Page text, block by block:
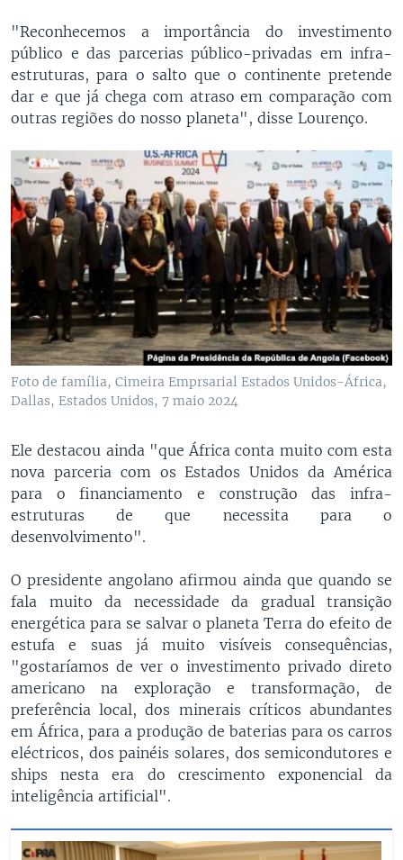
"Reconhecemos a importância do investimento
público e das parcerias público-privadas em infra-
estruturas, para o salto que o continente pretende
dar e que já chega com atraso em comparação com
outras regiões do nosso planeta", disse Lourenço.
Foto de família, Cimeira Emprsarial Estados Unidos-África,
Dallas, Estados Unidos, 7 maio 2024
Ele destacou ainda "que África conta muito com esta
nova parceria com os Estados Unidos da América
para o financiamento e construção das infra-
estruturas de que necessita para o
desenvolvimento".
O presidente angolano afirmou ainda que quando se
fala muito da necessidade da gradual transição
energética para se salvar o planeta Terra do efeito de
estufa e suas já muito visíveis consequências,
"gostaríamos de ver o investimento privado direto
americano na exploração e transformação, de
preferência local, dos minerais críticos abundantes
em África, para a produção de baterias para os carros
eléctricos, dos painéis solares, dos semicondutores e
ships nesta era do crescimento exponencial da
inteligência artificial".